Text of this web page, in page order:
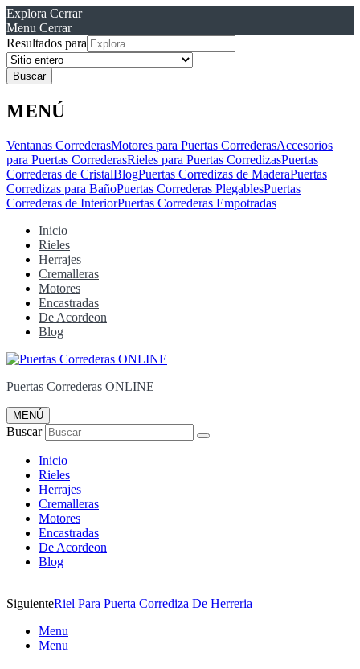
Explora Cerrar
Menu Cerrar
Resultados para
MENÚ
Ventanas CorrederasMotores para Puertas CorrederasAccesorios
para Puertas CorrederasRieles para Puertas CorredizasPuertas
Correderas de CristalBlogPuertas Corredizas de MaderaPuertas
Corredizas para BañoPuertas Correderas PlegablesPuertas
Correderas de InteriorPuertas Correderas Empotradas
Inicio
Rieles
Herrajes
Cremalleras
Motores
Encastradas
De Acordeon
Blog
Puertas Correderas ONLINE
MENÚ
Buscar
Inicio
Rieles
Herrajes
Cremalleras
Motores
Encastradas
De Acordeon
Blog
SiguienteRiel Para Puerta Corrediza De Herreria
Menu
Menu